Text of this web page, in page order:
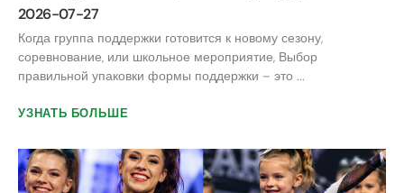
2026-07-27
Когда группа поддержки готовится к новому сезону,
соревнование, или школьное мероприятие, Выбор
правильной упаковки формы поддержки – это ...
УЗНАТЬ БОЛЬШЕ